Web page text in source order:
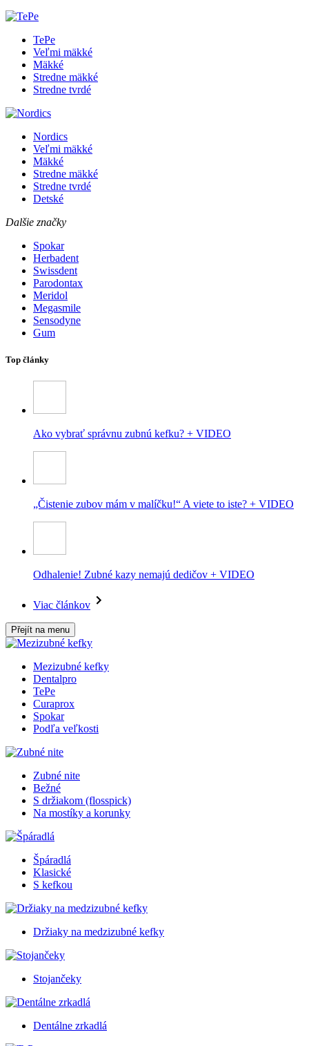
TePe
Veľmi mäkké
Mäkké
Stredne mäkké
Stredne tvrdé
Nordics
Veľmi mäkké
Mäkké
Stredne mäkké
Stredne tvrdé
Detské
Dalšie značky
Spokar
Herbadent
Swissdent
Parodontax
Meridol
Megasmile
Sensodyne
Gum
Top články
Ako vybrať správnu zubnú kefku? + VIDEO
„Čistenie zubov mám v malíčku!“ A viete to iste? + VIDEO
Odhalenie! Zubné kazy nemajú dedičov + VIDEO
Viac článkov
Přejít na menu
Mezizubné kefky
Dentalpro
TePe
Curaprox
Spokar
Podľa veľkosti
Zubné nite
Bežné
S držiakom (flosspick)
Na mostíky a korunky
Špáradlá
Klasické
S kefkou
Držiaky na medzizubné kefky
Stojančeky
Dentálne zrkadlá